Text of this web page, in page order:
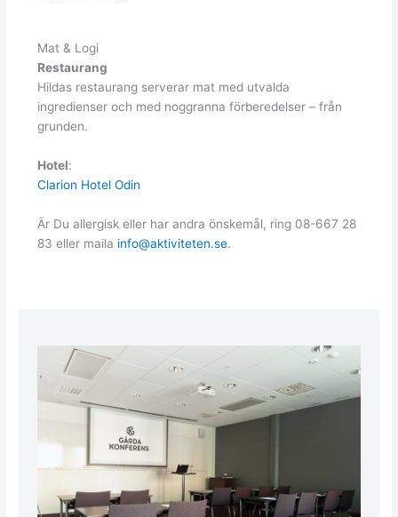
Mat & Logi
Restaurang
Hildas restaurang serverar mat med utvalda
ingredienser och med noggranna förberedelser – från
grunden.
Hotel:
Clarion Hotel Odin
Är Du allergisk eller har andra önskemål, ring 08-667 28
83 eller maila info@aktiviteten.se.